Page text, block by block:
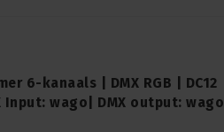
6-kanaals | DMX RGB | DC12
Input: wago| DMX output: wago